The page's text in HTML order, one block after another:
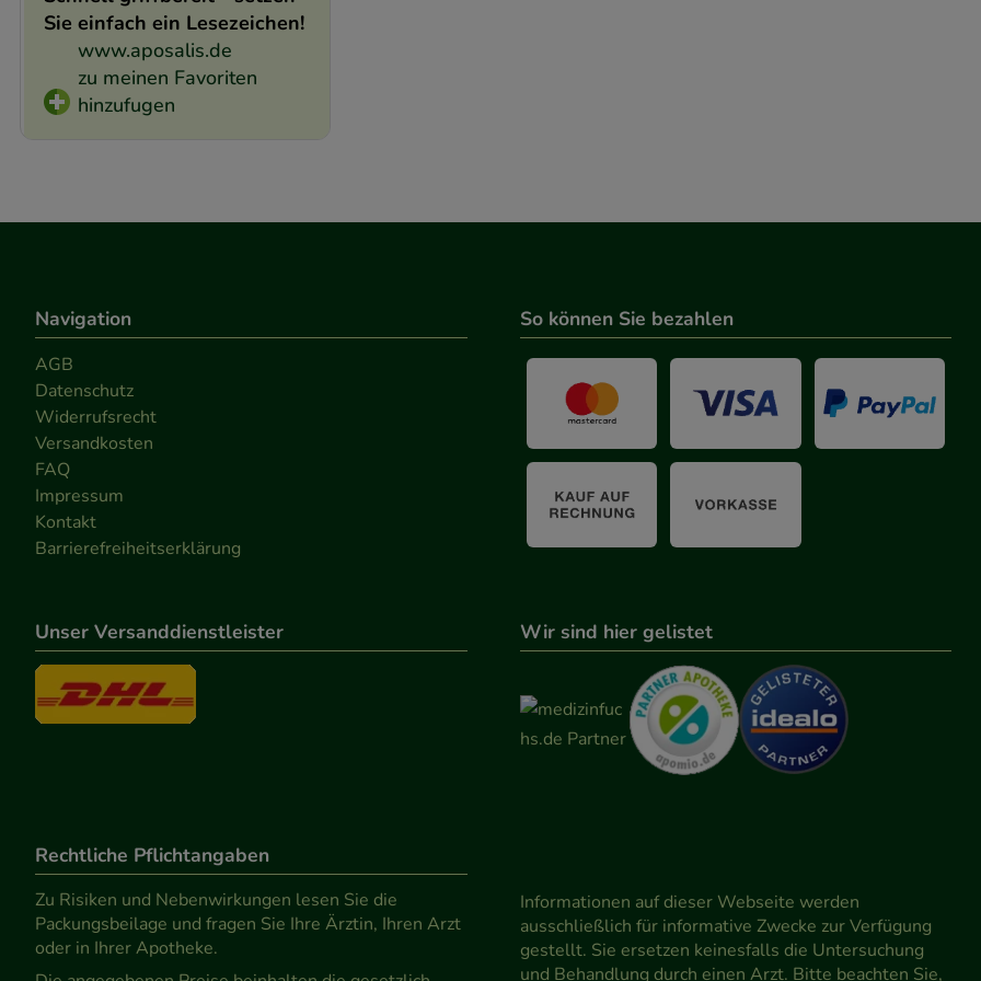
Sie einfach ein Lesezeichen!
www.aposalis.de
zu meinen Favoriten
hinzufugen
Navigation
AGB
Datenschutz
Widerrufsrecht
Versandkosten
FAQ
Impressum
Kontakt
Barrierefreiheitserklärung
So können Sie bezahlen
Unser Versanddienstleister Wir sind hier gelistet
Rechtliche Pflichtangaben
Zu Risiken und Nebenwirkungen lesen Sie die
Packungsbeilage und fragen Sie Ihre Ärztin, Ihren Arzt
oder in Ihrer Apotheke.
Informationen auf dieser Webseite werden
ausschließlich für informative Zwecke zur Verfügung
gestellt. Sie ersetzen keinesfalls die Untersuchung
und Behandlung durch einen Arzt. Bitte beachten Sie,